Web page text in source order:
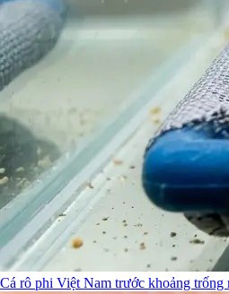
Cá rô phi Việt Nam trước khoảng trống